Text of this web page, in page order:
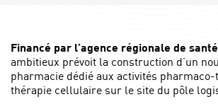
Financé par l’agence régionale de santé
ambitieux prévoit la construction d’un
pharmacie dédié aux activités
thérapie cellulaire sur le site du pôle